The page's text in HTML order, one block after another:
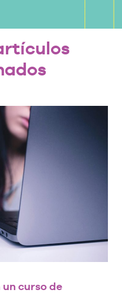
curso de